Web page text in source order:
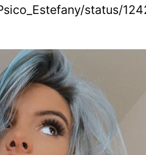
status/